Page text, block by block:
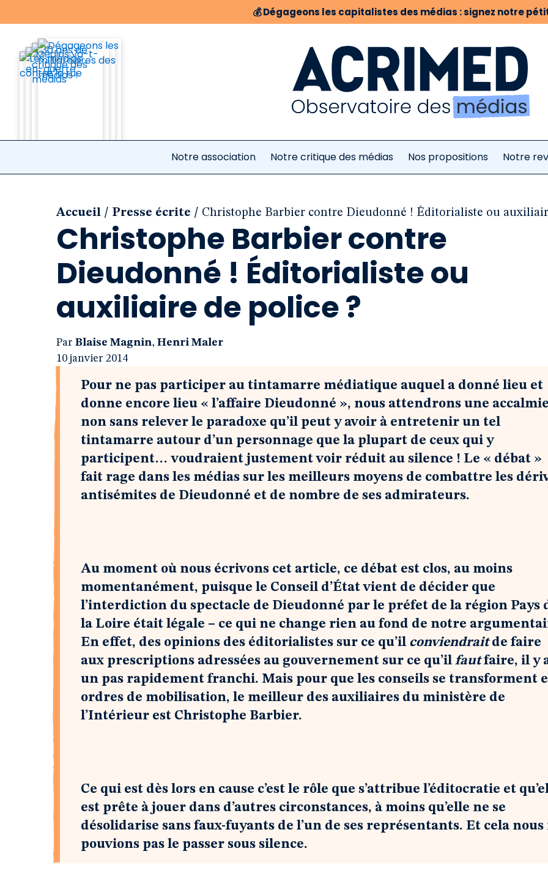
💰Dégageons les capitalistes des médias : signez notre
Notre association Notre critique des médias Nos propositions Notre
Accueil / Presse écrite / Christophe Barbier contre Dieudonné ! Éditorialiste ou
Christophe Barbier contre
Dieudonné ! Éditorialiste ou
auxiliaire de police ?
Par Blaise Magnin, Henri Maler
10 janvier 2014
Pour ne pas participer au tintamarre médiatique auquel a donné lieu et
donne encore lieu « l’affaire Dieudonné », nous attendrons une
non sans relever le paradoxe qu’il peut y avoir à entretenir un tel
tintamarre autour d’un personnage que la plupart de ceux qui y
participent… voudraient justement voir réduit au silence ! Le « débat »
fait rage dans les médias sur les meilleurs moyens de combattre les
antisémites de Dieudonné et de nombre de ses admirateurs.
Au moment où nous écrivons cet article, ce débat est clos, au moins
momentanément, puisque le Conseil d’État vient de décider que
l’interdiction du spectacle de Dieudonné par le préfet de la région Pays
la Loire était légale – ce qui ne change rien au fond de notre
En effet, des opinions des éditorialistes sur ce qu’il conviendraitde faire
aux prescriptions adressées au gouvernement sur ce qu’ilfautfaire, il y
un pas rapidement franchi. Mais pour que les conseils se transforment
ordres de mobilisation, le meilleur des auxiliaires du ministère de
l’Intérieur est Christophe Barbier.
Ce qui est dès lors en cause c’est le rôle que s’attribue l’éditocratie et
est prête à jouer dans d’autres circonstances, à moins qu’elle ne se
désolidarise sans faux-fuyants de l’un de ses représentants. Et cela nous
pouvions pas le passer sous silence.